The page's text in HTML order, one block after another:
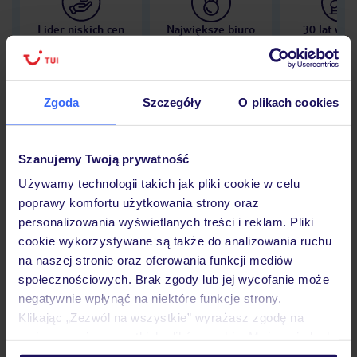
Zgoda Szczegóły O plikach cookies
Szanujemy Twoją prywatność
Używamy technologii takich jak pliki cookie w celu
poprawy komfortu użytkowania strony oraz
personalizowania wyświetlanych treści i reklam. Pliki
cookie wykorzystywane są także do analizowania ruchu
na naszej stronie oraz oferowania funkcji mediów
społecznościowych. Brak zgody lub jej wycofanie może
negatywnie wpłynąć na niektóre funkcje strony.
Klikając „Zezwól na wszystkie” wyrażasz zgodę na
Lider niskich cen
Największe biuro
30 lat w
Opinie
Pokoje
Wyżywienie